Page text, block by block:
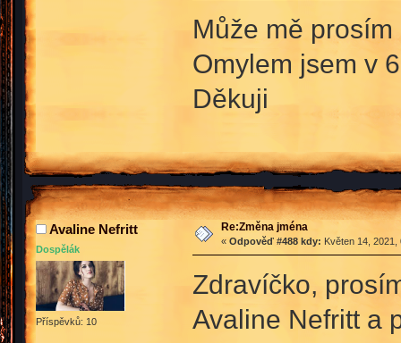
Může mě
Omylem jsem v
Děkuji
Avaline Nefritt
Dospělák
Příspěvků: 10
Re:Změna jména
« Odpověď #488 kdy: Květen 14, 2021,
Zdravíčko,
Avaline Nefritt a